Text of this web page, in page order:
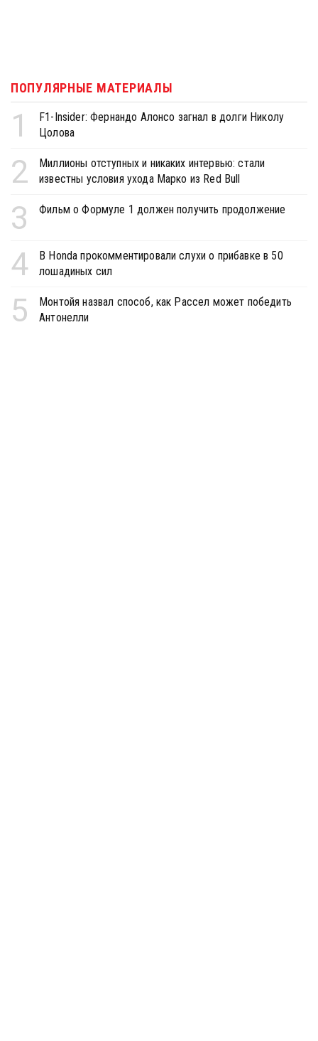
ПОПУЛЯРНЫЕ МАТЕРИАЛЫ
1
F1-Insider: Фернандо Алонсо загнал в долги Николу
Цолова
2
Миллионы отступных и никаких интервью: стали
известны условия ухода Марко из Red Bull
3 Фильм о Формуле 1 должен получить продолжение
4
В Honda прокомментировали слухи о прибавке в 50
лошадиных сил
5
Монтойя назвал способ, как Рассел может победить
Антонелли